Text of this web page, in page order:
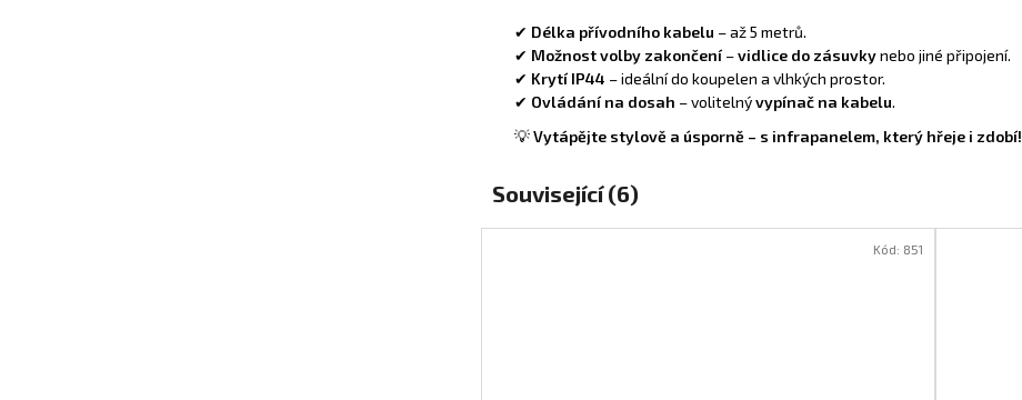
✔ Délka přívodního kabelu – až 5 metrů.
✔ Možnost volby zakončení –vidlice do zásuvkynebo jiné připojení.
✔ Krytí IP44 – ideální do koupelen a vlhkých prostor.
✔ Ovládání na dosah – volitelnývypínač na kabelu.
💡Vytápějte stylově a úsporně – s infrapanelem, který hřeje i zdobí!
Související (6)
Kód: 851